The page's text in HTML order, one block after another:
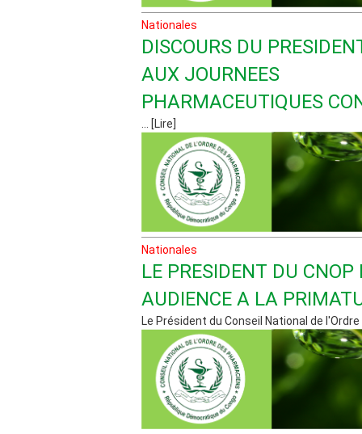
Nationales
DISCOURS DU
AUX JOURNEES
PHARMACEUTIQUES
... [Lire]
Nationales
LE PRESIDENT DU CNOP
AUDIENCE A LA
Le Président du Conseil National de